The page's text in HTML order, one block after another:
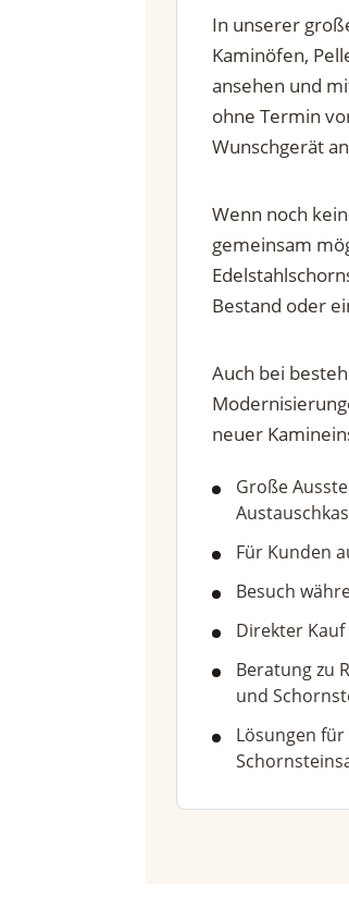
In unserer
Kaminöfen,
ansehen und
ohne Termin
Wunschgerät
Wenn noch
gemeinsam
Bestand oder
Auch bei
neuer
Große
Für Kunden
Besuch
Direkter
Beratung zu
und
Lösungen